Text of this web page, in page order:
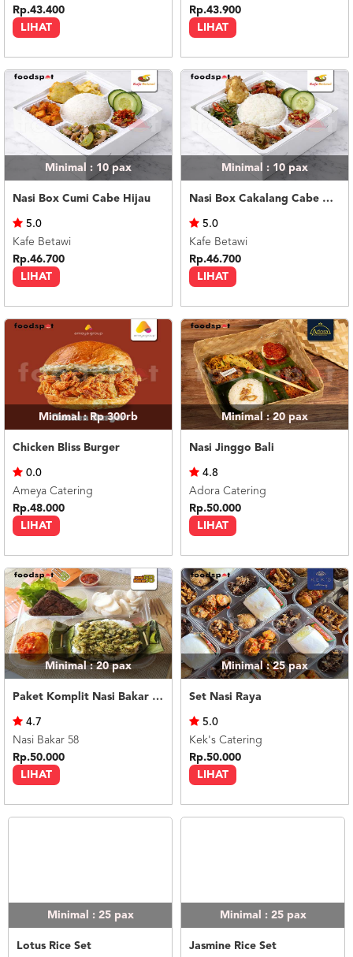
LIHAT
Rp.43.400
LIHAT
Rp.43.900
Minimal : 10pax
Nasi Box Cumi Cabe Hijau
LIHAT
5.0
Kafe Betawi
Rp.46.700
Minimal : 10pax
Nasi Box Cakalang Cabe Hijau
LIHAT
5.0
Kafe Betawi
Rp.46.700
Minimal : Rp 300rb
Chicken Bliss Burger
LIHAT
0.0
Ameya Catering
Rp.48.000
Minimal : 20pax
Nasi Jinggo Bali
LIHAT
4.8
Adora Catering
Rp.50.000
Minimal : 20pax
Paket Komplit Nasi Bakar Ayam Cabe Ijo
LIHAT
4.7
Nasi Bakar 58
Rp.50.000
Minimal : 25pax
Set Nasi Raya
LIHAT
5.0
Kek's Catering
Rp.50.000
Minimal : 25 pax
Lotus Rice Set
Minimal : 25 pax
Jasmine Rice Set